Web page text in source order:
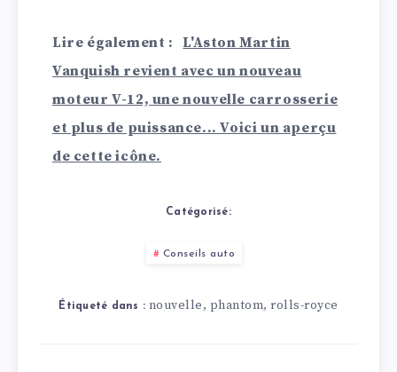
vous est chère pour
la Saint-Valentin
Lire également :
L'Aston Martin
Vanquish revient avec un nouveau
moteur V-12, une nouvelle carrosserie
et plus de puissance... Voici un aperçu
de cette icône.
Catégorisé:
Conseils auto
Étiqueté dans : nouvelle, phantom,rolls-royce